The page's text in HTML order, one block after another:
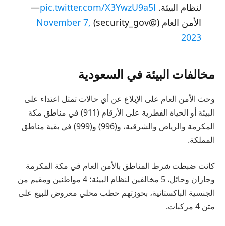
لنظام البيئة. pic.twitter.com/X3YwzU9a5l
—
الأمن العام (@security_gov)
November 7,
2023
مخالفات البيئة في السعودية
وحث الأمن العام على الإبلاغ عن أي حالات تمثل اعتداء على
البيئة أو الحياة الفطرية على الأرقام (911) في مناطق مكة
المكرمة والرياض والشرقية، و(996) و(999) في بقية مناطق
المملكة.
كانت ضبطت شرط المناطق بالأمن العام في مكة المكرمة
وجازان وحائل، 5 مخالفين لنظام البيئة؛ 4 مواطنين ومقيم من
الجنسية الباكستانية، بحوزتهم حطب محلي معروض للبيع على
متن 4 مركبات.